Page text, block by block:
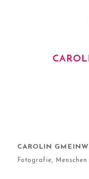
CAROLIN
Fotografie,